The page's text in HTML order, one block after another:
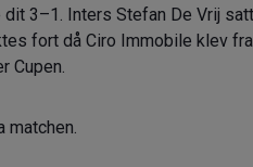
3–1. Inters Stefan De Vrij
fort då Ciro Immobile klev
Cupen.
matchen.